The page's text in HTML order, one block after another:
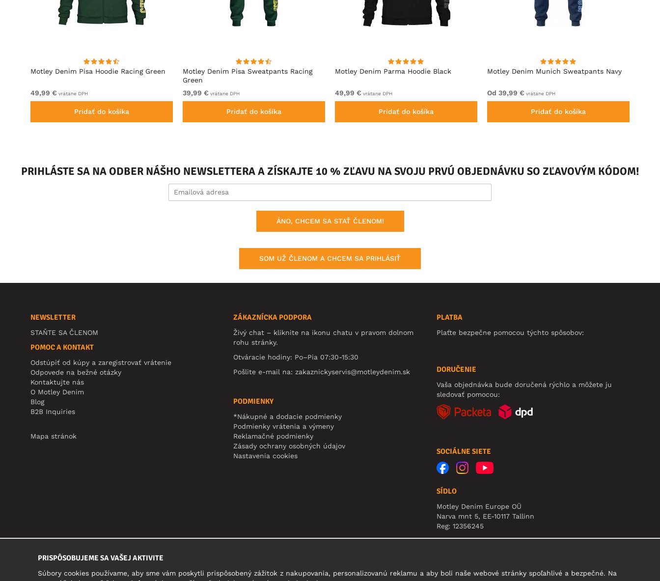
Motley Denim Pisa Hoodie Racing Green
49,99 € vrátane DPH
Pridať do košíka
Motley Denim Pisa Sweatpants Racing
Green
39,99 € vrátane DPH
Pridať do košíka
Motley Denim Parma Hoodie Black
49,99 € vrátane DPH
Pridať do košíka
Motley Denim Munich Sweatpants Navy
Od 39,99 € vrátane DPH
Pridať do košíka
PRIHLÁSTE SA NA ODBER NÁŠHO NEWSLETTERA A ZÍSKAJTE 10 % ZĽAVU NA SVOJU PRVÚ OBJEDNÁVKU SO ZĽAVOVÝM KÓDOM!
ÁNO, CHCEM SA STAŤ ČLENOM!
SOM UŽ ČLENOM A CHCEM SA PRIHLÁSIŤ
NEWSLETTER
STAŇTE SA ČLENOM
POMOC A KONTAKT
Odstúpiť od kúpy a zaregistrovať vrátenie
Odpovede na bežné otázky
Kontaktujte nás
O Motley Denim
Blog
B2B Inquiries
Mapa stránok
ZÁKAZNÍCKA PODPORA
Živý chat – kliknite na ikonu chatu v pravom dolnom
rohu stránky.
Otváracie hodiny: Po–Pia 07:30-15:30
Pošlite e-mail na:zakaznickyservis@motleydenim.sk
PODMIENKY
*Nákupné a dodacie podmienky
Podmienky vrátenia a výmeny
Reklamačné podmienky
Zásady ochrany osobných údajov
Nastavenia cookies
PLATBA
Plaťte bezpečne pomocou týchto spôsobov:
DORUČENIE
Vaša objednávka bude doručená rýchlo a môžete ju
sledovať pomocou:
SOCIÁLNE SIETE
SÍDLO
Motley Denim Europe OÜ
Narva mnt 5, EE-10117 Tallinn
Reg: 12356245
Upozornenie: Na túto adresu **neposielajte vrátený
PRISPÔSOBUJEME SA VAŠEJ AKTIVITE
Súbory cookies používame, aby sme vám poskytli prispôsobený zážitok z nakupovania, personalizovanú reklamu a aby boli naše webové stránky spoľahlivé a bezpečné. Na